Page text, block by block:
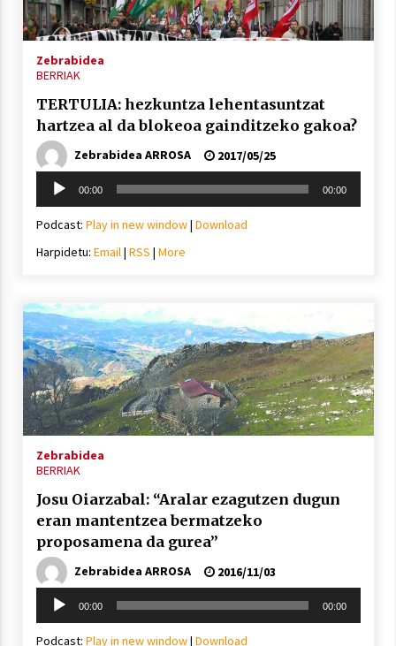
2021/11/25
Mahai-ingurua: irratia, podcastak
eta ondoren zer?
2021/11/12
esker guztioi!
2021/11/11
Arrosa sareko IX. topaketak!
2021/10/13
IX. topaketak
2021/10/04
Segura irratian Arrosaren 20 urteez
2021/07/22
Zebrabidea
BERRIAK
TERTULIA: hezkuntza lehentasuntzat
hartzea al da blokeoa gainditzeko gakoa?
Zebrabidea ARROSA
2017/05/25
Soinu
erreproduzigailua
00:00 00:00
Podcast: Play in new window| Download
Harpidetu: Email| RSS | More
Zebrabidea
BERRIAK
Josu Oiarzabal: “Aralar ezagutzen dugun
eran mantentzea bermatzeko
proposamena da gurea”
Zebrabidea ARROSA
2016/11/03
Soinu
erreproduzigailua
00:00 00:00
Podcast: Play in new window| Download